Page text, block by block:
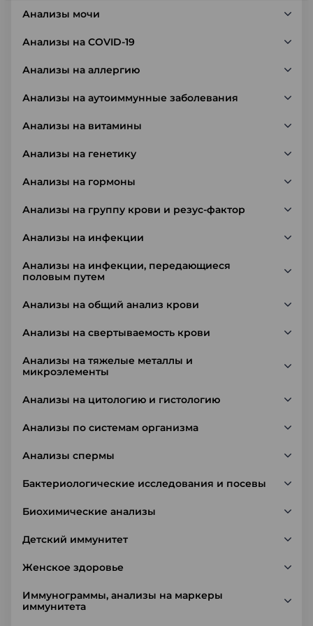
Анализы мочи
Анализы на COVID-19
Анализы на аллергию
Анализы на аутоиммунные заболевания
Анализы на витамины
Анализы на генетику
Анализы на гормоны
Анализы на группу крови и резус-фактор
Анализы на инфекции
Анализы на инфекции, передающиеся
половым путем
Анализы на общий анализ крови
Анализы на свертываемость крови
Анализы на тяжелые металлы и
микроэлементы
Анализы на цитологию и гистологию
Анализы по системам организма
Анализы спермы
Бактериологические исследования и посевы
Биохимические анализы
Детский иммунитет
Женское здоровье
Иммунограммы, анализы на маркеры
иммунитета